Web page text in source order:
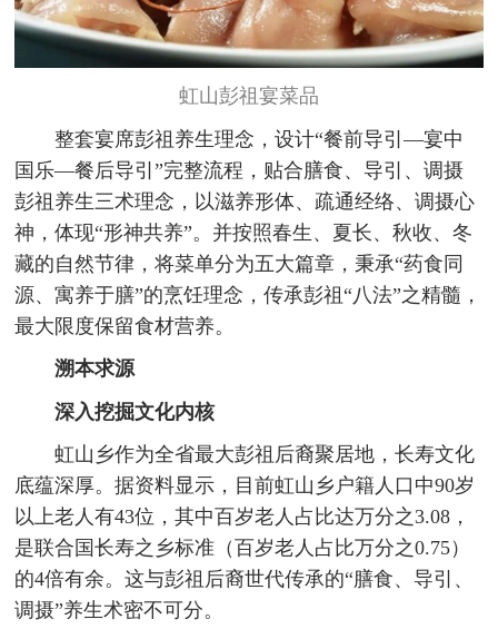
虹山彭祖宴菜品
整套宴席彭祖养生理念，设计“餐前导引—宴中
国乐—餐后导引”完整流程，贴合膳食、导引、调摄
彭祖养生三术理念，以滋养形体、疏通经络、调摄心
神，体现“形神共养”。并按照春生、夏长、秋收、冬
藏的自然节律，将菜单分为五大篇章，秉承“药食同
源、寓养于膳”的烹饪理念，传承彭祖“八法”之精髓，
最大限度保留食材营养。
溯本求源
深入挖掘文化内核
虹山乡作为全省最大彭祖后裔聚居地，长寿文化
底蕴深厚。据资料显示，目前虹山乡户籍人口中90岁
以上老人有43位，其中百岁老人占比达万分之3.08，
是联合国长寿之乡标准（百岁老人占比万分之0.75）
的4倍有余。这与彭祖后裔世代传承的“膳食、导引、
调摄”养生术密不可分。